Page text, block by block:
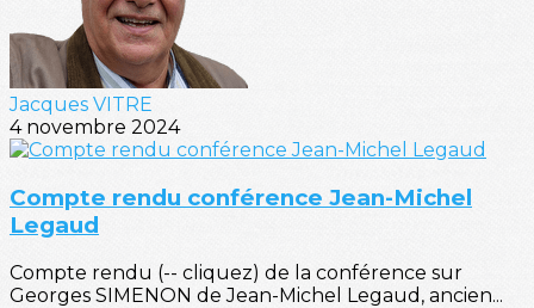
Jacques VITRE
4 novembre 2024
Compte rendu conférence Jean-Michel
Legaud
Compte rendu (-- cliquez) de la conférence sur
Georges SIMENON de Jean-Michel Legaud, ancien...